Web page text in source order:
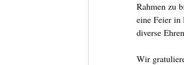
Rahmen zu
eine Feier in
diverse
Wir